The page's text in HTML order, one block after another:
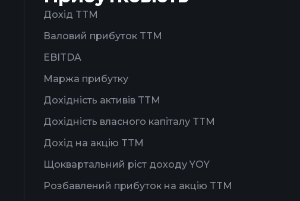
Дохід TTM
Валовий прибуток TTM
EBITDA
Маржа прибутку
Дохідність активів TTM
Дохідність власного капіталу TTM
Дохід на акцію TTM
Щоквартальний ріст доходу YOY
Розбавлений прибуток на акцію TTM